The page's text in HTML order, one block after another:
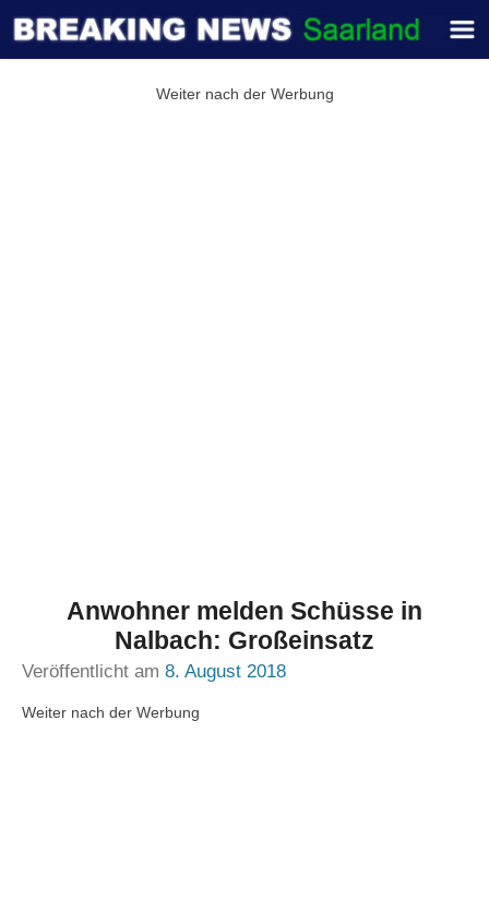
Weiter nach der Werbung
Anwohner melden Schüsse in
Nalbach: Großeinsatz
Veröffentlicht am 8. August 2018
Weiter nach der Werbung